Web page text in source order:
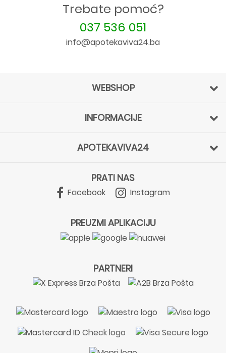
Trebate pomoć?
037 536 051
info@apotekaviva24.ba
WEBSHOP
INFORMACIJE
APOTEKAVIVA24
PRATI NAS
Facebook Instagram
PREUZMI APLIKACIJU
PARTNERI